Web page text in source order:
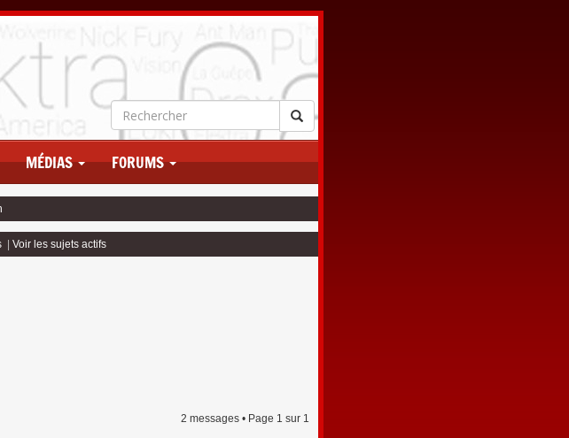
MÉDIAS FORUMS
Voir les sujets actifs
2 messages • Page 1 sur 1